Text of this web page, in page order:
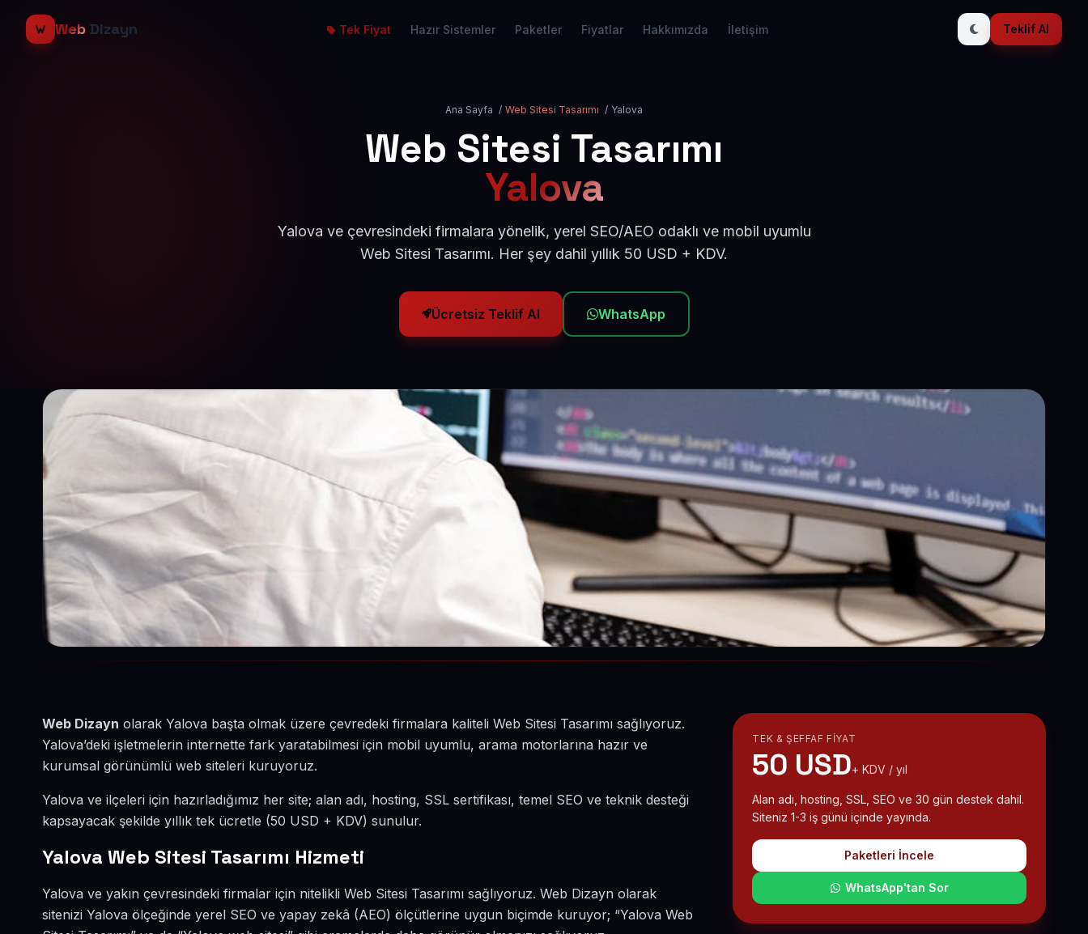
Web Dizayn Tek Fiyat Hazır Sistemler Paketler Fiyatlar Hakkımızda İletişim Teklif Al
Ana Sayfa / Web Sitesi Tasarımı / Yalova
Web Sitesi Tasarımı
Yalova
Yalova ve çevresindeki firmalara yönelik, yerel SEO/AEO odaklı ve mobil uyumlu
Web Sitesi Tasarımı. Her şey dahil yıllık 50 USD + KDV.
Ücretsiz Teklif Al WhatsApp
Web Dizayn olarak Yalova başta olmak üzere çevredeki firmalara kaliteli Web Sitesi Tasarımı sağlıyoruz.
Yalova’deki işletmelerin internette fark yaratabilmesi için mobil uyumlu, arama motorlarına hazır ve
kurumsal görünümlü web siteleri kuruyoruz.
Yalova ve ilçeleri için hazırladığımız her site; alan adı, hosting, SSL sertifikası, temel SEO ve teknik desteği
kapsayacak şekilde yıllık tek ücretle (50 USD + KDV) sunulur.
Yalova Web Sitesi Tasarımı Hizmeti
Yalova ve yakın çevresindeki firmalar için nitelikli Web Sitesi Tasarımı sağlıyoruz. Web Dizayn olarak
sitenizi Yalova ölçeğinde yerel SEO ve yapay zekâ (AEO) ölçütlerine uygun biçimde kuruyor; “Yalova Web
TEK & ŞEFFAF FIYAT
50 USD+ KDV / yıl
Alan adı, hosting, SSL, SEO ve 30 gün destek dahil.
Siteniz 1-3 iş günü içinde yayında.
Paketleri İncele
WhatsApp'tan Sor